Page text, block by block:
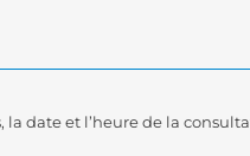
date et l’heure de la